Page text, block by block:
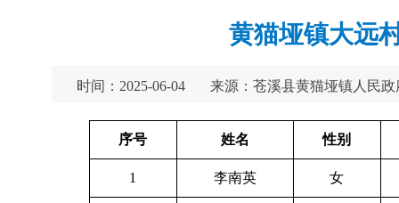
黄猫垭镇大远
时间：2025-06-04 来源：苍溪县黄猫垭镇人民政
序号 姓名 性别
1 李南英 女